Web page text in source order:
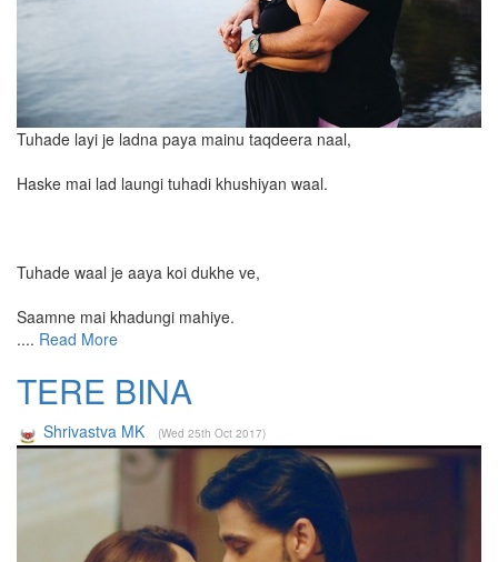
Tuhade layi je ladna paya mainu taqdeera naal,
Haske mai lad laungi tuhadi khushiyan waal.
Tuhade waal je aaya koi dukhe ve,
Saamne mai khadungi mahiye.
.... Read More
TERE BINA
Shrivastva MK (Wed 25th Oct 2017)